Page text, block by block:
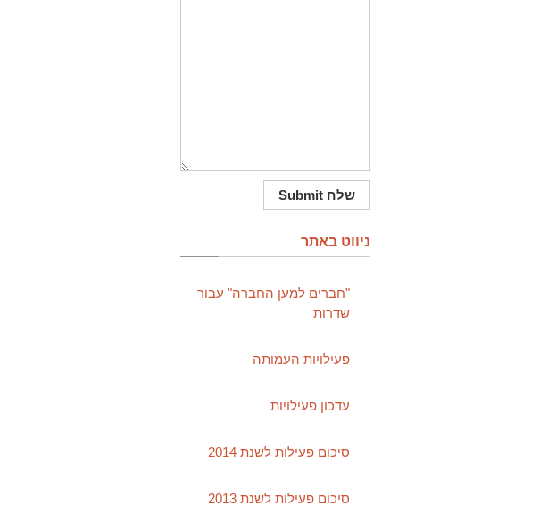
ניווט באתר
"חברים למען החברה" עבור
שדרות
פעילויות העמותה
עדכון פעילויות
סיכום פעילות לשנת 2014
סיכום פעילות לשנת 2013